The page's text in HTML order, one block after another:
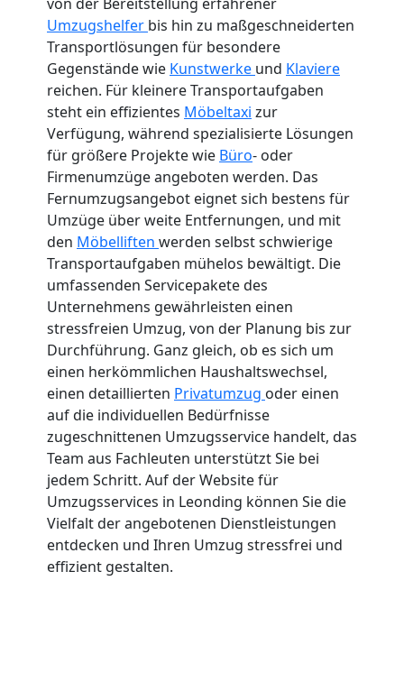
Umzugshelfer bis hin zu maßgeschneiderten
Transportlösungen für besondere
Gegenstände wie Kunstwerke und Klaviere
reichen. Für kleinere Transportaufgaben
steht ein effizientes Möbeltaxi zur
Verfügung, während spezialisierte Lösungen
für größere Projekte wie Büro- oder
Firmenumzüge angeboten werden. Das
Fernumzugsangebot eignet sich bestens für
Umzüge über weite Entfernungen, und mit
den Möbelliften werden selbst schwierige
Transportaufgaben mühelos bewältigt. Die
umfassenden Servicepakete des
Unternehmens gewährleisten einen
stressfreien Umzug, von der Planung bis zur
Durchführung. Ganz gleich, ob es sich um
einen herkömmlichen Haushaltswechsel,
einen detaillierten Privatumzug oder einen
auf die individuellen Bedürfnisse
zugeschnittenen Umzugsservice handelt, das
Team aus Fachleuten unterstützt Sie bei
jedem Schritt. Auf der Website für
Umzugsservices in Leonding können Sie die
Vielfalt der angebotenen Dienstleistungen
entdecken und Ihren Umzug stressfrei und
effizient gestalten.